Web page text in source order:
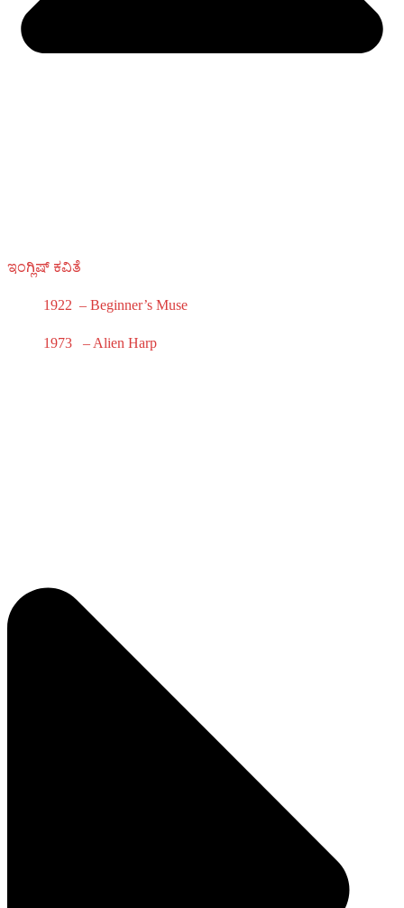
ಇಂಗ್ಲಿಷ್ ಕವಿತೆ
1922 – Beginner’s Muse
1973 – Alien Harp